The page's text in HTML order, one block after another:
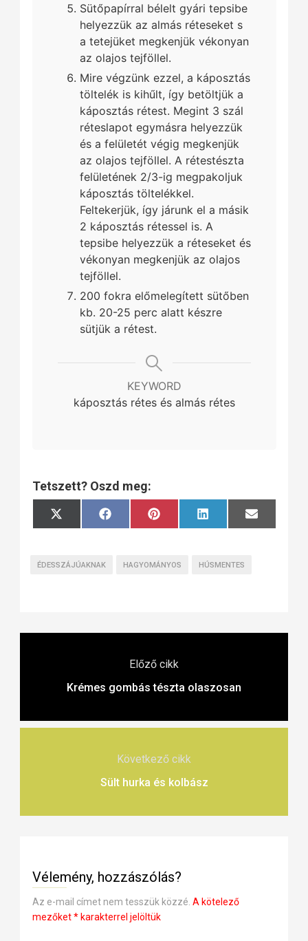
Sütőpapírral bélelt gyári tepsibe
helyezzük az almás réteseket s
a tetejüket megkenjük vékonyan
az olajos tejföllel.
Mire végzünk ezzel, a káposztás
töltelék is kihűlt, így betöltjük a
káposztás rétest. Megint 3 szál
réteslapot egymásra helyezzük
és a felületét végig megkenjük
az olajos tejföllel. A rétestészta
felületének 2/3-ig megpakoljuk
káposztás töltelékkel.
Feltekerjük, így járunk el a másik
2 káposztás rétessel is. A
tepsibe helyezzük a réteseket és
vékonyan megkenjük az olajos
tejföllel.
200 fokra előmelegített sütőben
kb. 20-25 perc alatt készre
sütjük a rétest.
KEYWORD
káposztás rétes és almás rétes
Tetszett? Oszd meg:
Share
on
X
(Twitter)
Share
on
Facebook Share
on
Pinterest
Share
on
LinkedIn
Share
on
Email
ÉDESSZÁJÚAKNAK HAGYOMÁNYOS HÚSMENTES
Előző cikk
Krémes gombás tészta olaszosan
Következő cikk
Sült hurka és kolbász
Vélemény, hozzászólás?
Az e-mail címet nem tesszük közzé. A kötelező
mezőket*karakterrel jelöltük